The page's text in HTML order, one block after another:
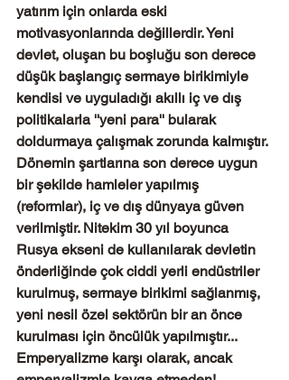
yatırım için onlarda eski
motivasyonlarında değillerdir. Yeni
devlet, oluşan bu boşluğu son derece
düşük başlangıç sermaye birikimiyle
kendisi ve uyguladığı akıllı iç ve dış
politikalarla ''yeni para'' bularak
doldurmaya çalışmak zorunda kalmıştır.
Dönemin şartlarına son derece uygun
bir şekilde hamleler yapılmış
(reformlar), iç ve dış dünyaya güven
verilmiştir. Nitekim 30 yıl boyunca
Rusya ekseni de kullanılarak devletin
önderliğinde çok ciddi yerli endüstriler
kurulmuş, sermaye birikimi sağlanmış,
yeni nesil özel sektörün bir an önce
kurulması için öncülük yapılmıştır...
Emperyalizme karşı olarak, ancak